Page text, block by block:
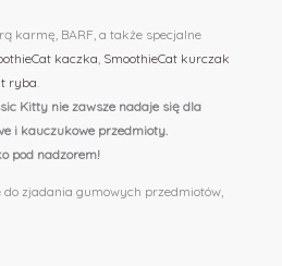
karmę, BARF, a także specjalne
kaczka SmoothieCat kurczak
ryba
Kitty nie zawsze nadaje się dla
i kauczukowe przedmioty.
pod nadzorem!
zjadania gumowych przedmiotów,